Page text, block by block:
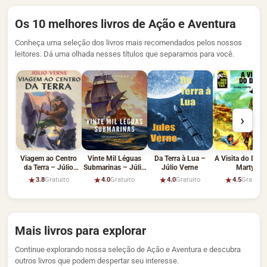
Os 10 melhores livros de Ação e Aventura
Conheça uma seleção dos livros mais recomendados pelos nossos
leitores. Dá uma olhada nesses títulos que separamos para você.
Viagem ao Centro
da Terra – Júlio
Verne
★3.8Gratuito
Vinte Mil Léguas
Submarinas – Júlio
Verne
★4.0Gratuito
Da Terra à Lua –
Júlio Verne
★4.0Gratuito
A Visita do
Marty
★4.5Gratuito
›
Mais livros para explorar
Continue explorando nossa seleção de Ação e Aventura e descubra
outros livros que podem despertar seu interesse.